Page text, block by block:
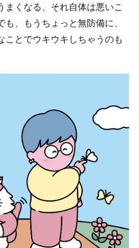
まくなる、それ自体は悪いこ
も、もうちょっと無防備に、
ことでウキウキしちゃうのも